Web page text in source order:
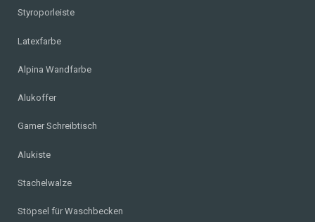
Styroporleiste
Latexfarbe
Alpina Wandfarbe
Alukoffer
Gamer Schreibtisch
Alukiste
Stachelwalze
Stöpsel für Waschbecken